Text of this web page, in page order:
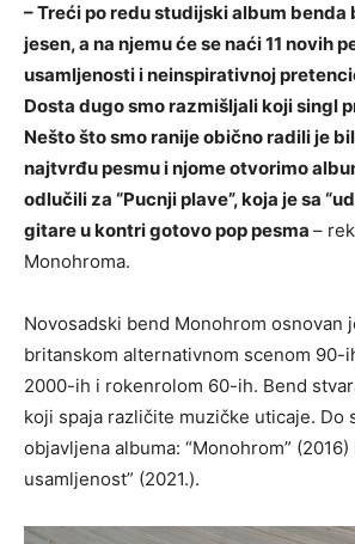
– Treći po redu studijski album benda
jesen, a na njemu će se naći 11 novih
usamljenosti i neinspirativnoj
Dosta dugo smo razmišljali koji singl
Nešto što smo ranije obično radili je
najtvrđu pesmu i njome otvorimo
odlučili za “Pucnji plave”, koja je sa
gitare u kontri gotovo pop pesma –
Monohroma.
Novosadski bend Monohrom osnovan
britanskom alternativnom scenom 90-
2000-ih i rokenrolom 60-ih. Bend
koji spaja različite muzičke uticaje. Do
objavljena albuma: “Monohrom” (2016)
usamljenost” (2021.).